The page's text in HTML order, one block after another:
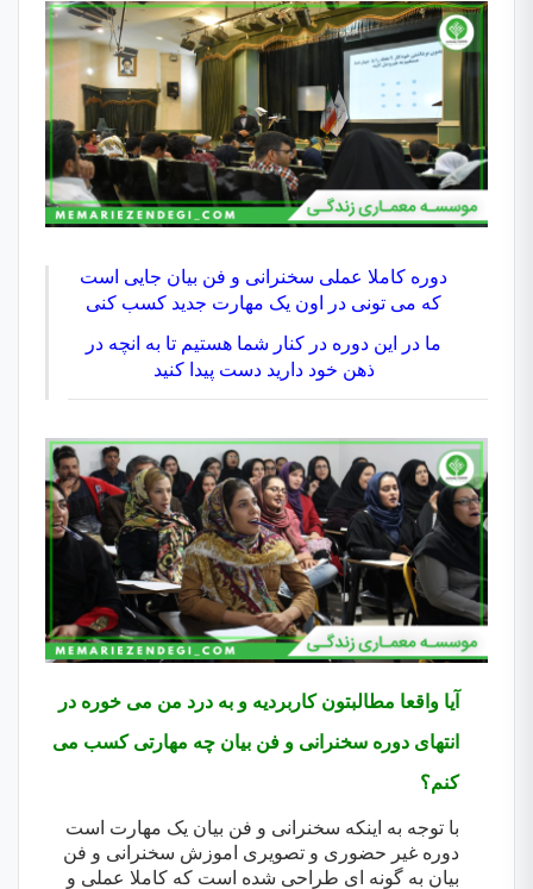
دوره کاملا عملی سخنرانی و فن بیان جایی است
که می تونی در اون یک مهارت جدید کسب کنی
ما در این دوره در کنار شما هستیم تا به انچه در
ذهن خود دارید دست پیدا کنید
آیا واقعا مطالبتون کاربردیه و به درد من می خوره در
انتهای دوره سخنرانی و فن بیان چه مهارتی کسب می
کنم؟
با توجه به اینکه سخنرانی و فن بیان یک مهارت است
دوره غیر حضوری و تصویری اموزش سخنرانی و فن
بیان به گونه ای طراحی شده است که کاملا عملی و